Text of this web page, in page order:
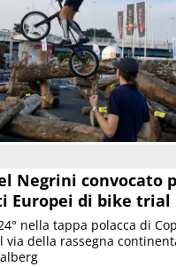
Negrini convocato
Europei di bike trial
nella tappa polacca di
via della rassegna